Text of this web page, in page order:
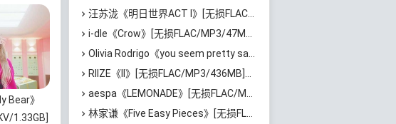
Bear》
1.33GB]
汪苏泷《明日世界ACT I》[无损FLAC/MP3/861MB]百度云网盘下载
i-dle《Crow》[无损FLAC/MP3/47MB]百度云网盘下载
Olivia Rodrigo《you seem pretty sad for a girl so in love》[无损FLAC/MP3/745MB]百度云网盘下载
RIIZE《II》[无损FLAC/MP3/436MB]百度云网盘下载
aespa《LEMONADE》[无损FLAC/MP3/674MB]百度云网盘下载
林家谦《Five Easy Pieces》[无损FLAC/MP3/223MB]百度云网盘下载